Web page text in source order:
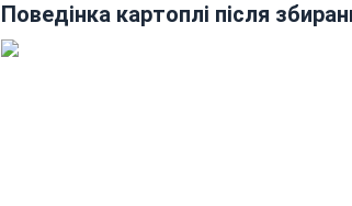
Поведінка картоплі після